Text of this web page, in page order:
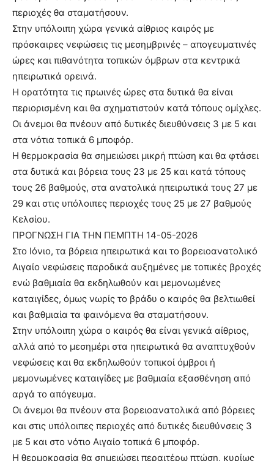
περιοχές θα σταματήσουν.
Στην υπόλοιπη χώρα γενικά αίθριος καιρός με
πρόσκαιρες νεφώσεις τις μεσημβρινές – απογευματινές
ώρες και πιθανότητα τοπικών όμβρων στα κεντρικά
ηπειρωτικά ορεινά.
Η ορατότητα τις πρωινές ώρες στα δυτικά θα είναι
περιορισμένη και θα σχηματιστούν κατά τόπους ομίχλες.
Οι άνεμοι θα πνέουν από δυτικές διευθύνσεις 3 με 5 και
στα νότια τοπικά 6 μποφόρ.
Η θερμοκρασία θα σημειώσει μικρή πτώση και θα φτάσει
στα δυτικά και βόρεια τους 23 με 25 και κατά τόπους
τους 26 βαθμούς, στα ανατολικά ηπειρωτικά τους 27 με
29 και στις υπόλοιπες περιοχές τους 25 με 27 βαθμούς
Κελσίου.
ΠΡΟΓΝΩΣΗ ΓΙΑ ΤΗΝ ΠΕΜΠΤΗ 14-05-2026
Στο Ιόνιο, τα βόρεια ηπειρωτικά και το βορειοανατολικό
Αιγαίο νεφώσεις παροδικά αυξημένες με τοπικές βροχές
ενώ βαθμιαία θα εκδηλωθούν και μεμονωμένες
καταιγίδες, όμως νωρίς το βράδυ ο καιρός θα βελτιωθεί
και βαθμιαία τα φαινόμενα θα σταματήσουν.
Στην υπόλοιπη χώρα ο καιρός θα είναι γενικά αίθριος,
αλλά από το μεσημέρι στα ηπειρωτικά θα αναπτυχθούν
νεφώσεις και θα εκδηλωθούν τοπικοί όμβροι ή
μεμονωμένες καταιγίδες με βαθμιαία εξασθένηση από
αργά το απόγευμα.
Οι άνεμοι θα πνέουν στα βορειοανατολικά από βόρειες
και στις υπόλοιπες περιοχές από δυτικές διευθύνσεις 3
με 5 και στο νότιο Αιγαίο τοπικά 6 μποφόρ.
Η θερμοκρασία θα σημειώσει περαιτέρω πτώση, κυρίως